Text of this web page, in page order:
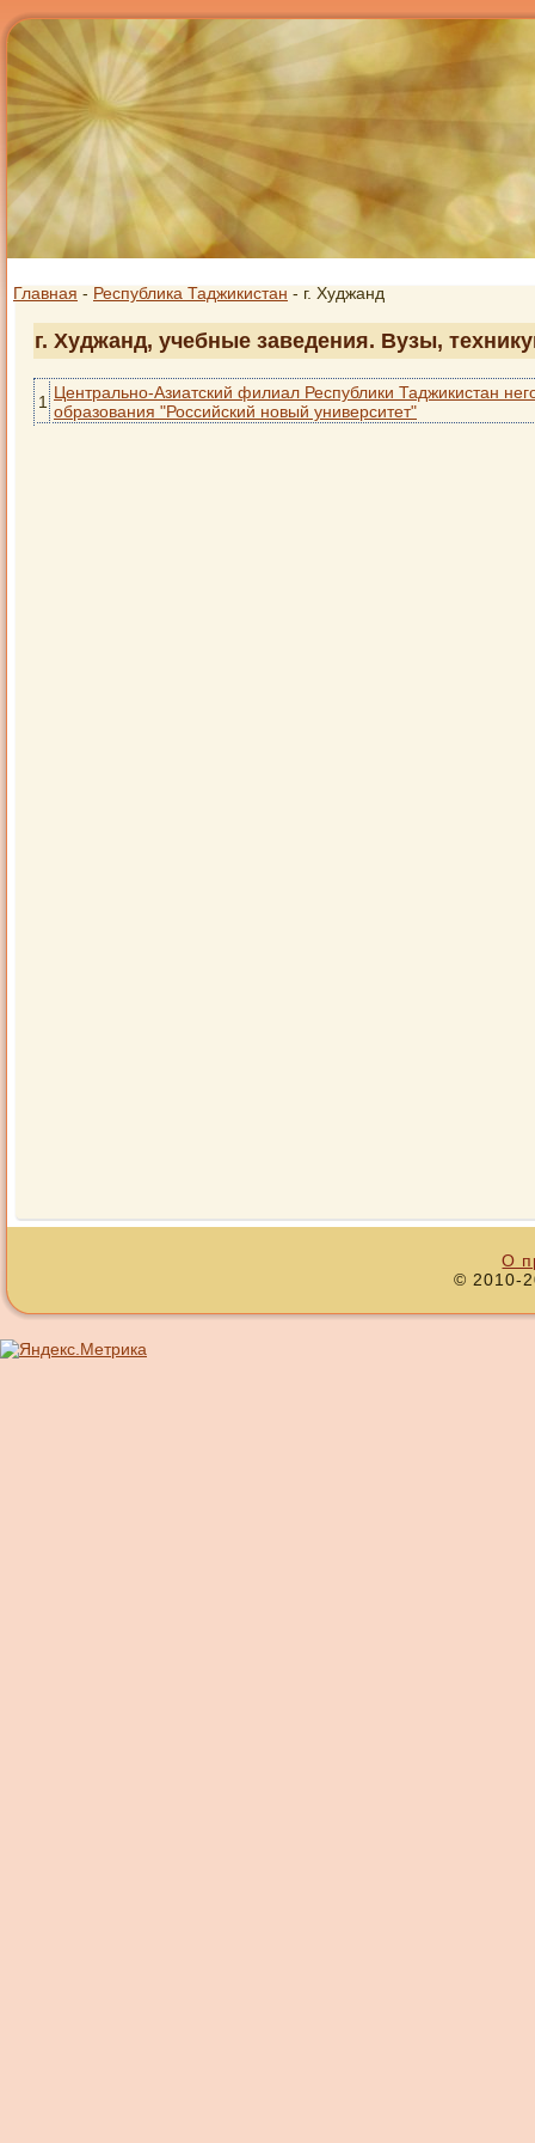
Главная - Республика Таджикистан - г. Худжанд
г. Худжанд, учебные заведения. Вузы,
1 Центрально-Азиатский филиал Республики Таджикистан
образования "Российский новый университет"
О
© 2010-